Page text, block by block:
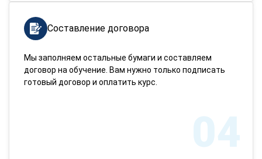
Составление договора
Мы заполняем остальные бумаги и составляем
договор на обучение. Вам нужно только подписать
готовый договор и оплатить курс.
04